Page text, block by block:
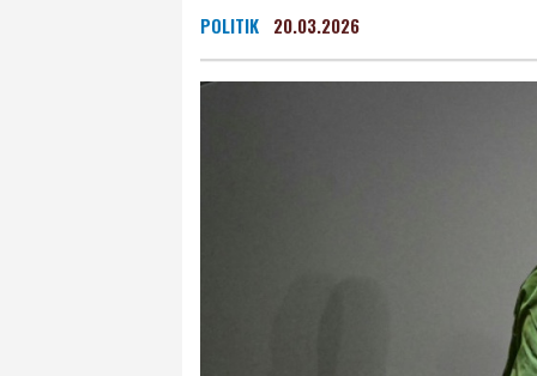
POLITIK 20.03.2026